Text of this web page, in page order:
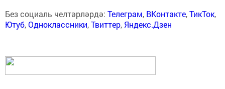
Без социаль челтәрләрдә: Телеграм, ВКонтакте,ТикТок,
Ютуб,Одноклассники,Твиттер, Яндекс.Дзен